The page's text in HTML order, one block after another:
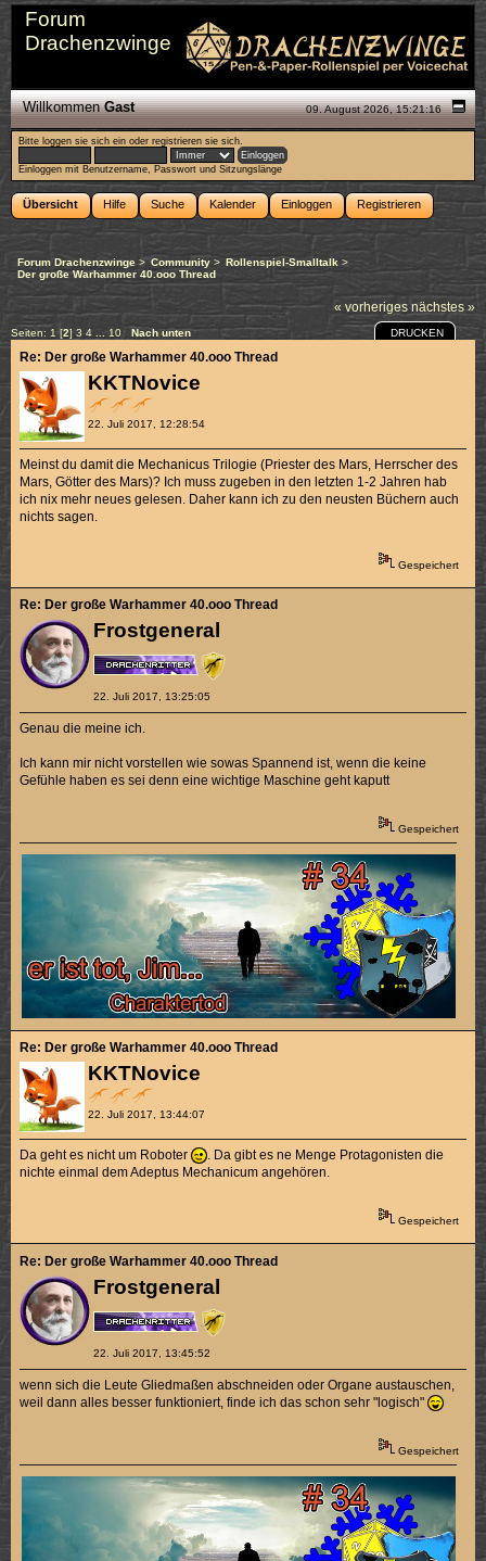
Forum
Drachenzwinge
09. August 2026, 15:21:16
WillkommenGast
Bitte loggen sie sich ein oderregistrieren sie sich.
Einloggen mit Benutzername, Passwort und Sitzungslänge
Übersicht Hilfe Suche Kalender Einloggen Registrieren
Forum Drachenzwinge > Community> Rollenspiel-Smalltalk >
Der große Warhammer 40.ooo Thread
« vorheriges nächstes »
Seiten: 1 [2] 3 4 10 Nach unten DRUCKEN
KKTNovice
22. Juli 2017, 12:28:54
Re: Der große Warhammer 40.ooo Thread
Meinst du damit die Mechanicus Trilogie (Priester des Mars, Herrscher des
Mars, Götter des Mars)? Ich muss zugeben in den letzten 1-2 Jahren hab
ich nix mehr neues gelesen. Daher kann ich zu den neusten Büchern auch
nichts sagen.
Gespeichert
Frostgeneral
22. Juli 2017, 13:25:05
Re: Der große Warhammer 40.ooo Thread
Genau die meine ich.
Ich kann mir nicht vorstellen wie sowas Spannend ist, wenn die keine
Gefühle haben es sei denn eine wichtige Maschine geht kaputt
Gespeichert
KKTNovice
22. Juli 2017, 13:44:07
Re: Der große Warhammer 40.ooo Thread
Da geht es nicht um Roboter
. Da gibt es ne Menge Protagonisten die
nichte einmal dem Adeptus Mechanicum angehören.
Gespeichert
Frostgeneral
22. Juli 2017, 13:45:52
Re: Der große Warhammer 40.ooo Thread
wenn sich die Leute Gliedmaßen abschneiden oder Organe austauschen,
weil dann alles besser funktioniert, finde ich das schon sehr "logisch"
Gespeichert